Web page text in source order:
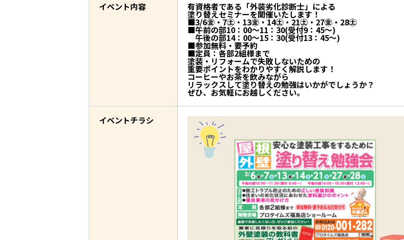
イベント内容 有資格者である「外装劣化診断士」による
塗り替えセミナーを開催いたします！
■3/6㊎・7㊏・13㊎・14㊏・21㊏・27㊎・28㊏
■午前の部10：00～11：30(受付9：45～)
午後の部14：00～15：30(受付13：45～)
■参加無料・要予約
■定員：各部2組様まで
塗装・リフォームで失敗しないための
重要ポイントをわかりやすく解説します！
コーヒーやお茶を飲みながら
リラックスして塗り替えの勉強はいかがでしょうか？
ぜひ、お気軽にお越しください。
イベントチラシ